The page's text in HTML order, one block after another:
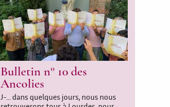
Bulletin n° 10 des
Ancolies
J-... dans quelques jours, nous nous